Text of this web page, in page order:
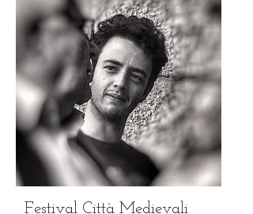
Festival Città Medievali